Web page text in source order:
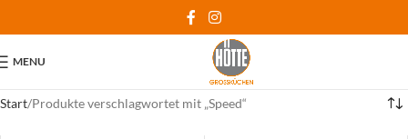
MENU
Start Produkte verschlagwortet mit „Speed“